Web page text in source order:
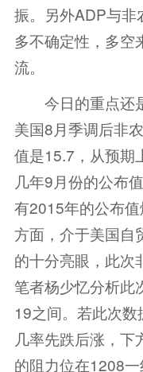
振。另外ADP与非
多不确定性，多空
流。
今日的重点还是
美国8月季调后非
值是15.7，从预期
几年9月份的公布
有2015年的公布
方面，介于美国自
的十分亮眼，此次
笔者杨少忆分析此
19之间。若此次
几率先跌后涨，
的阻力位在1208一